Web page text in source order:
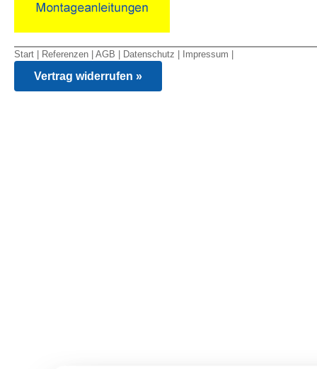
Start Referenzen AGB Datenschutz Impressum
Vertrag widerrufen »